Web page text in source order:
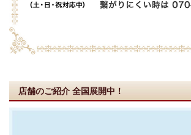
店舗のご紹介 全国展開中！